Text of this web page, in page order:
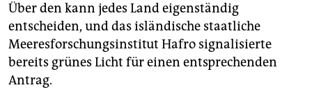
Über den kann jedes Land eigenständig
entscheiden, und das isländische staatliche
Meeresforschungsinstitut Hafro signalisierte
bereits grünes Licht für einen entsprechenden
Antrag.